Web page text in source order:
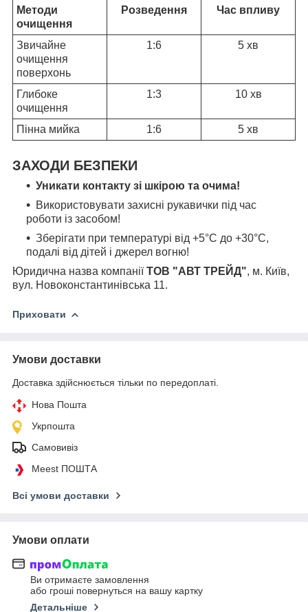
Методи
очищення
Розведення Час впливу
Звичайне
очищення
поверхонь
1:6 5 хв
Глибоке
очищення
1:3 10 хв
Пінна мийка 1:6 5 хв
ЗАХОДИ БЕЗПЕКИ
Уникати контакту зі шкірою та очима!
Використовувати захисні рукавички під час
роботи із засобом!
Зберігати при температурі від +5°C до +30°C,
подалі від дітей і джерел вогню!
Юридична назва компаніїТОВ "АВТ ТРЕЙД", м. Київ,
вул. Новоконстантинівська 11.
Приховати
Умови доставки
Доставка здійснюється тільки по передоплаті.
Нова Пошта
Укрпошта
Самовивіз
Meest ПОШТА
Всі умови доставки
Умови оплати
Ви отримаєте замовлення
або гроші повернуться на вашу картку
Детальніше